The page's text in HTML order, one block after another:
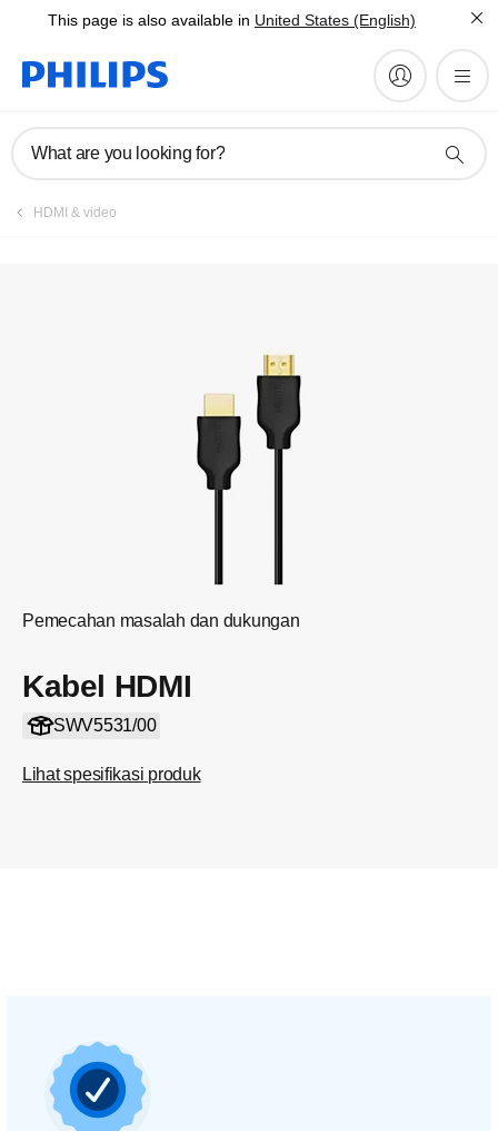
This page is also available in United States (English)
What are you looking for?
HDMI & video
Pemecahan masalah dan dukungan
Kabel HDMI
SWV5531/00
Lihat spesifikasi produk